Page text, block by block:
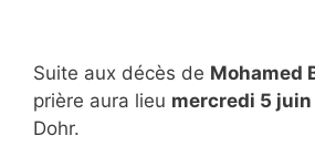
Suite aux décès de Mohamed
prière aura lieu mercredi 5 juin
Dohr.